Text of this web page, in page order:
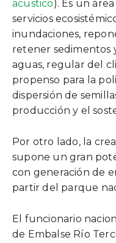
acustico). Es un
servicios
inundaciones,
retener sedimentos
aguas, regular del
propenso para la
dispersión de
producción y el
Por otro lado, la
supone un gran
con generación de
partir del parque
El funcionario
de Embalse Río